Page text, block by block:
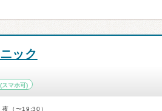
ック
マホ可)
夜（〜19:30）